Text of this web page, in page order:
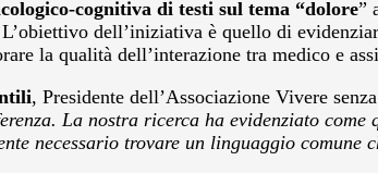
cognitiva di testi sul tema “dolore”
dell’iniziativa è quello di
la qualità dell’interazione tra medico e
, Presidente dell’Associazione Vivere
La nostra ricerca ha evidenziato
necessario trovare un linguaggio